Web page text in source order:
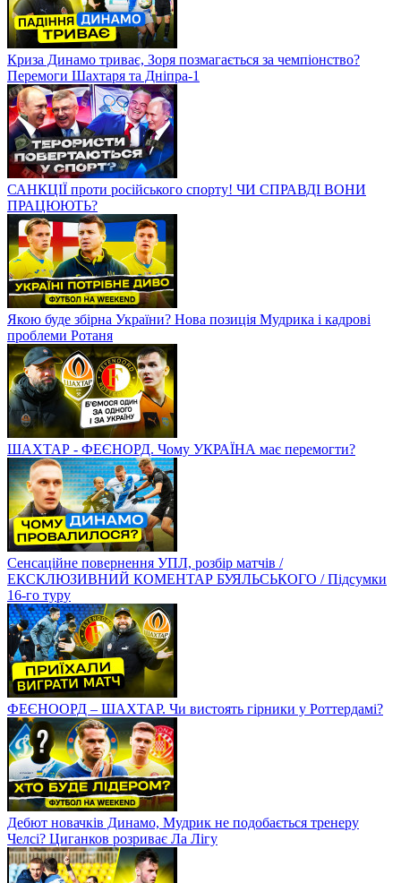
Криза Динамо триває, Зоря позмагається за чемпіонство?
Перемоги Шахтаря та Дніпра-1
САНКЦІЇ проти російського спорту! ЧИ СПРАВДІ ВОНИ
ПРАЦЮЮТЬ?
Якою буде збірна України? Нова позиція Мудрика і кадрові
проблеми Ротаня
ШАХТАР - ФЕЄНОРД. Чому УКРАЇНА має перемогти?
Сенсаційне повернення УПЛ, розбір матчів /
ЕКСКЛЮЗИВНИЙ КОМЕНТАР БУЯЛЬСЬКОГО / Підсумки
16-го туру
ФЕЄНООРД – ШАХТАР. Чи вистоять гірники у Роттердамі?
Дебют новачків Динамо, Мудрик не подобається тренеру
Челсі? Циганков розриває Ла Лігу